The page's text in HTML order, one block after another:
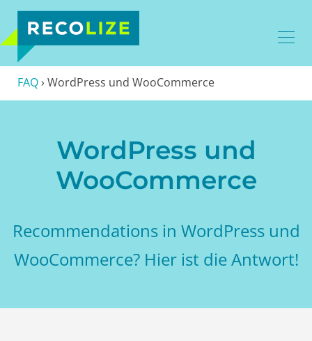
FAQ› WordPress und WooCommerce
WordPress und
WooCommerce
Recommendations in WordPress und
WooCommerce? Hier ist die Antwort!